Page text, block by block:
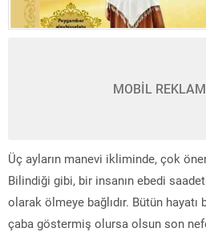
MOBİL
Üç ayların manevi ikliminde, çok
Bilindiği gibi, bir insanın ebedi
olarak ölmeye bağlıdır. Bütün
çaba göstermiş olursa olsun son